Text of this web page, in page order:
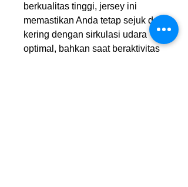
berkualitas tinggi, jersey ini
memastikan Anda tetap sejuk dan
kering dengan sirkulasi udara
optimal, bahkan saat beraktivitas